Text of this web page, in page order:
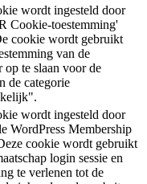
wordt ingesteld door
Cookie-toestemming'
cookie wordt gebruikt
van de
op te slaan voor de
de categorie
wordt ingesteld door
WordPress Membership
cookie wordt gebruikt
login sessie en
te verlenen tot de